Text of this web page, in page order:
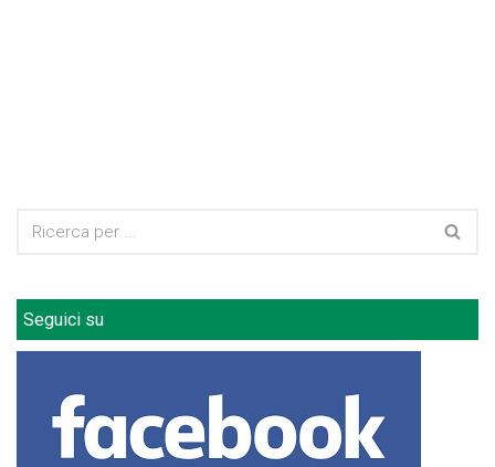
Seguici su